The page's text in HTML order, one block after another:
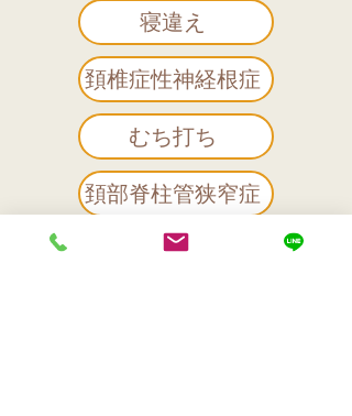
寝違え
頚椎症性神経根症
むち打ち
頚部脊柱管狭窄症
胸郭出口症候群